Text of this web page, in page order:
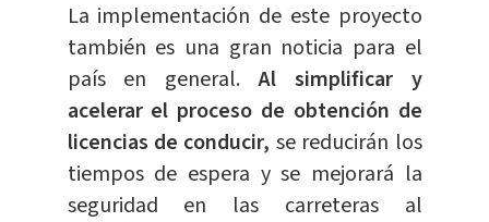
La implementación de este proyecto
también es una gran noticia para el
país en general. Al simplificar y
acelerar el proceso de obtención de
licencias de conducir, se reducirán los
tiempos de espera y se mejorará la
seguridad en las carreteras al